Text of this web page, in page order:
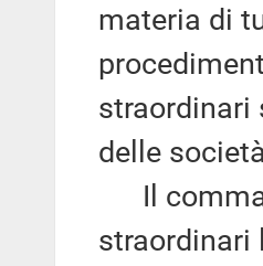
materia di
straordinari
delle
Il comma
straordinari